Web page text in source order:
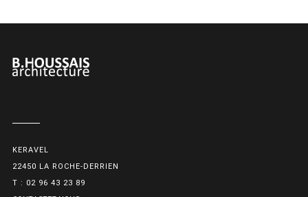
KERAVEL
22450 LA ROCHE-DERRIEN
T : 02 96 43 23 89